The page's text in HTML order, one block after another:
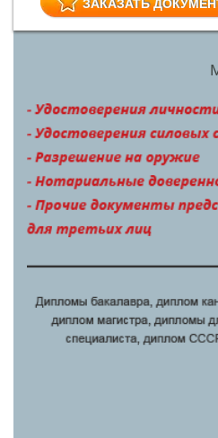
Проведенный диплом
Диплом института
Легальный диплом
Чистый диплом
Диплом о среднем
Диплом о среднем
Диплом о дополнительном
Диплом о неполном
Диплом недорого
Где купить диплом
Настоящий диплом
Липовый диплом
Диплом с регистрацией
Диплом вуза